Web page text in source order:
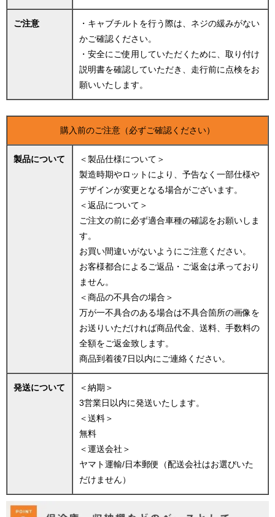
ご注意
・キャブチルトを行う際は、ネジの緩みがない
かご確認ください。
・安全にご使用していただくために、取り付け
説明書を確認していただき、走行前に点検をお
願いいたします。
購入前のご注意（必ずご確認ください）
製品について
＜製品仕様について＞
製造時期やロットにより、予告なく一部仕様や
デザインが変更となる場合がございます。
＜返品について＞
ご注文の前に必ず適合車種の確認をお願いしま
す。
お買い間違いがないようにご注意ください。
お客様都合によるご返品・ご返金は承っており
ません。
＜商品の不具合の場合＞
万が一不具合のある場合は不具合箇所の画像を
お送りいただければ商品代金、送料、手数料の
全額をご返金致します。
商品到着後7日以内にご連絡ください。
発送について
＜納期＞
3営業日以内に発送いたします。
＜送料＞
無料
＜運送会社＞
ヤマト運輸/日本郵便（配送会社はお選びいた
だけません）